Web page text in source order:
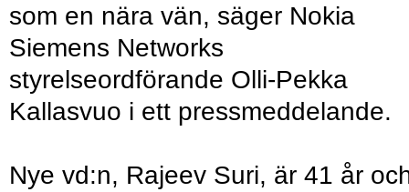
som en nära vän, säger Nokia
Siemens Networks
styrelseordförande Olli-Pekka
Kallasvuo i ett pressmeddelande.
Nye vd:n, Rajeev Suri, är 41 år